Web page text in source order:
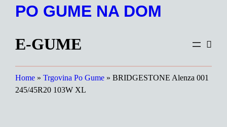
PreskočiPO GUME NA DOM
E-GUME
Home » Trgovina Po Gume » BRIDGESTONE Alenza 001
245/45R20 103W XL